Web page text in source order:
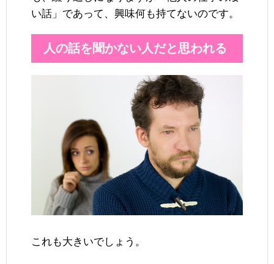
い話」であって、興味何も持てないのです。
人の話を聞かない人だと思われる
これも大きいでしょう。